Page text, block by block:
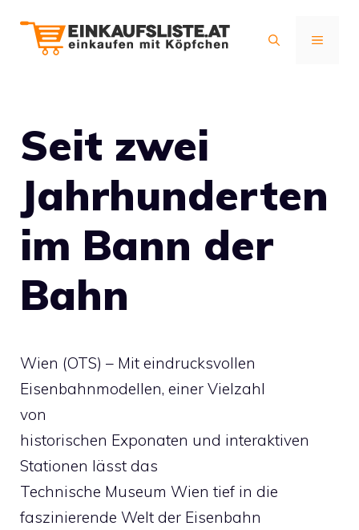
Inhalt
MENÜ
Seit zwei
Jahrhunderten
im Bann der
Bahn
Wien (OTS) – Mit eindrucksvollen
Eisenbahnmodellen, einer Vielzahl
von
historischen Exponaten und interaktiven
Stationen lässt das
Technische Museum Wien tief in die
faszinierende Welt der Eisenbahn